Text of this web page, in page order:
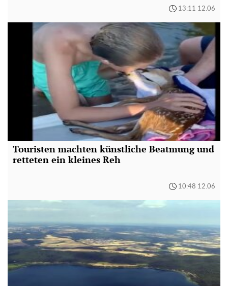
13:11 12.06
Touristen machten künstliche Beatmung und
retteten ein kleines Reh
10:48 12.06